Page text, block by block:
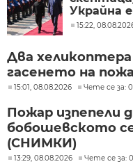
Украйна
15:22,
Два хеликоптера
гасенето на
15:01, 08.08.2026 Чете се за:
Пожар изпепели
бобошевското
(СНИМКИ)
13:29, 08.08.2026 Чете се за: